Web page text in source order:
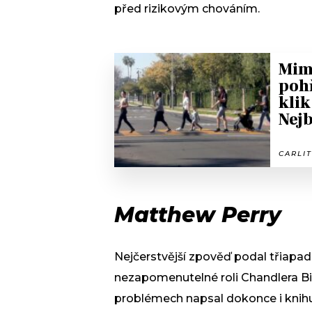
před rizikovým chováním.
klik
Matthew Perry
Nejčerstvější zpověď podal
nezapomenutelné roli Chandlera
problémech napsal dokonce i